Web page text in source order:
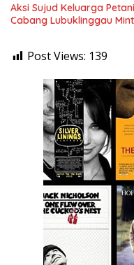
Aksi Sujud Keluarga
Cabang Lubuklinggau
Post Views: 139